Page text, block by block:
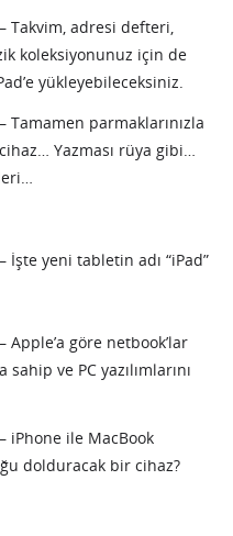
Takvim, adresi defteri,
koleksiyonunuz için de
yükleyebileceksiniz.
Tamamen parmaklarınızla
Yazması rüya gibi…
İşte yeni tabletin adı “iPad”
Apple’a göre netbook’lar
ve PC yazılımlarını
iPhone ile MacBook
dolduracak bir cihaz?